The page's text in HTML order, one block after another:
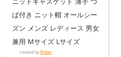
ば付き ニット帽 オールシー
ズン メンズ レディース 男女
兼用 Mサイズ Lサイズ
created byRinker